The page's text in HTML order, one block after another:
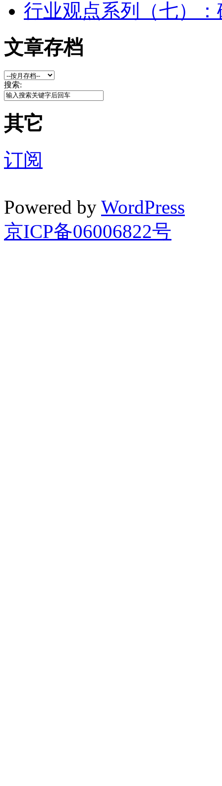
行业观点系列（七）
文章存档
搜索:
其它
订阅
Powered by WordPress
京ICP备06006822号